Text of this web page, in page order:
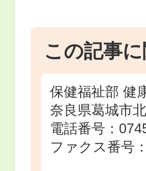
この記事
保健福祉部 健
奈良県葛城市
電話番号：
ファクス番号